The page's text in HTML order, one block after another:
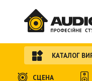
КАТАЛОГ
СЦЕНА